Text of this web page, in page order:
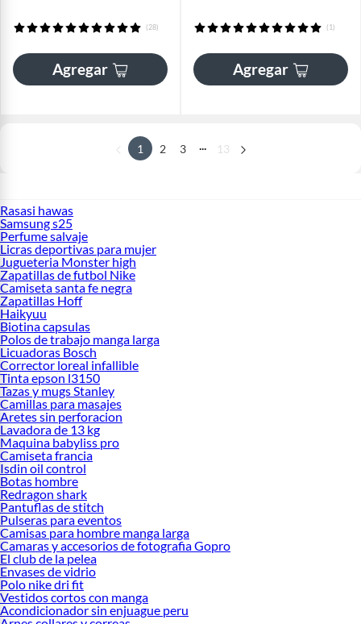
(28)
Agregar
(1)
Agregar
1 2 3 13
Rasasi hawas
Samsung s25
Perfume salvaje
Licras deportivas para mujer
Jugueteria Monster high
Zapatillas de futbol Nike
Camiseta santa fe negra
Zapatillas Hoff
Haikyuu
Biotina capsulas
Polos de trabajo manga larga
Licuadoras Bosch
Corrector loreal infallible
Tinta epson l3150
Tazas y mugs Stanley
Camillas para masajes
Aretes sin perforacion
Lavadora de 13 kg
Maquina babyliss pro
Camiseta francia
Isdin oil control
Botas hombre
Redragon shark
Pantuflas de stitch
Pulseras para eventos
Camisas para hombre manga larga
Camaras y accesorios de fotografia Gopro
El club de la pelea
Envases de vidrio
Polo nike dri fit
Vestidos cortos con manga
Acondicionador sin enjuague peru